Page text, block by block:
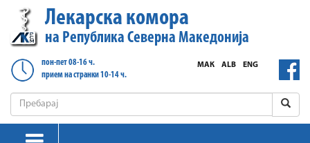
Лекарска комора
на Република Северна Македонија
пон-пет 08-16 ч.
прием на странки 10-14 ч.
ENG
ALB
МАК